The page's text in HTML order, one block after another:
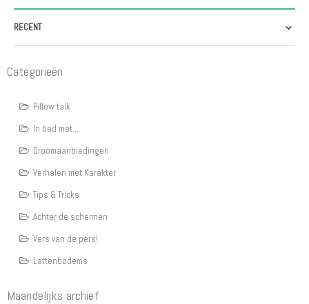
RECENT
Categorieën
Pillow talk
In bed met...
Droomaanbiedingen
Verhalen met Karakter
Tips & Tricks
Achter de schermen
Vers van de pers!
Lattenbodems
Maandelijks archief